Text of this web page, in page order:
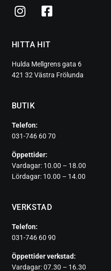
HITTA HIT
Hulda Mellgrens gata 6
421 32 Västra Frölunda
BUTIK
Telefon:
031-746 60 70
Öppettider:
Vardagar: 10.00 – 18.00
Lördagar: 10.00 – 14.00
VERKSTAD
Telefon:
031-746 60 90
Öppettider verkstad:
Vardagar: 07.30 – 16.30